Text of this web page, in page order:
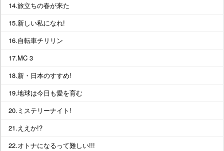
14.旅立ちの春が来た
15.新しい私になれ!
16.自転車チリリン
17.MC 3
18.新・日本のすすめ!
19.地球は今日も愛を育む
20.ミステリーナイト!
21.ええか!?
22.オトナになるって難しい!!!